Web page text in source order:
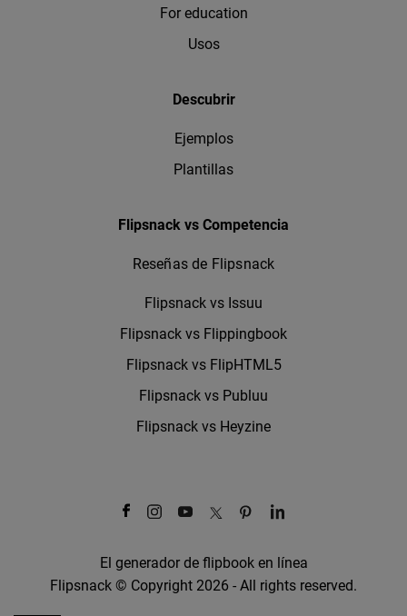
For education
Usos
Descubrir
Ejemplos
Plantillas
Flipsnack vs Competencia
Reseñas de Flipsnack
Flipsnack vs Issuu
Flipsnack vs Flippingbook
Flipsnack vs FlipHTML5
Flipsnack vs Publuu
Flipsnack vs Heyzine
El generador de flipbook en línea
Flipsnack © Copyright 2026 - All rights reserved.